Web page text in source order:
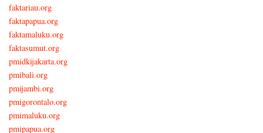
faktariau.org
faktapapua.org
faktamaluku.org
faktasumut.org
pmidkijakarta.org
pmibali.org
pmijambi.org
pmigorontalo.org
pmimaluku.org
pmipapua.org